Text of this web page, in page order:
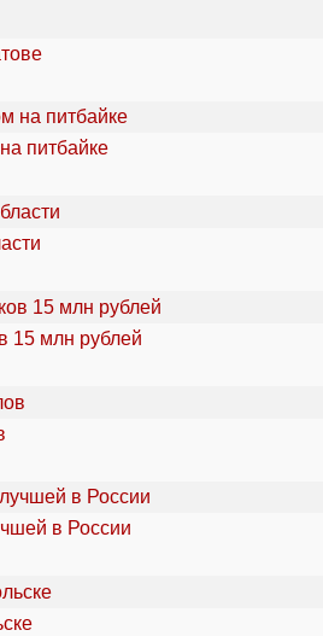
питбайке
15 млн рублей
в России